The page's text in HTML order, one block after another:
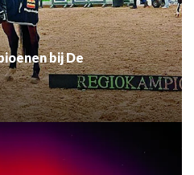
bij De